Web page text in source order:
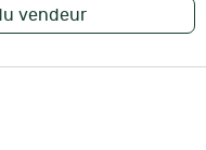
vendeur